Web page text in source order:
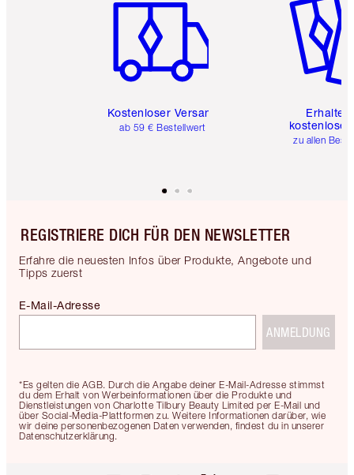
Kostenloser Versand
ab 59 € Bestellwert
Erhalte
kostenlose
zu allen
REGISTRIERE DICH FÜR DEN NEWSLETTER
Erfahre die neuesten Infos über Produkte, Angebote und
Tipps zuerst
*Es gelten die AGB. Durch die Angabe deiner E-Mail-Adresse stimmst
du dem Erhalt von Werbeinformationen über die Produkte und
Dienstleistungen von Charlotte Tilbury Beauty Limited per E-Mail und
über Social-Media-Plattformen zu. Weitere Informationen darüber, wie
wir deine personenbezogenen Daten verwenden, findest du in unserer
Datenschutzerklärung.
E-Mail-Adresse
ANMELDUNG